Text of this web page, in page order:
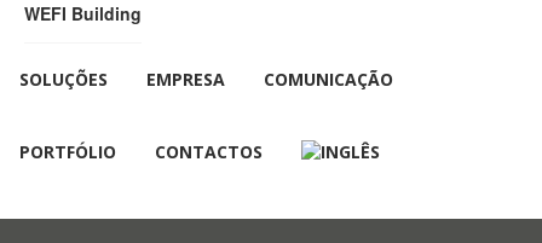
WEFI Building
SOLUÇÕES EMPRESA COMUNICAÇÃO
PORTFÓLIO CONTACTOS